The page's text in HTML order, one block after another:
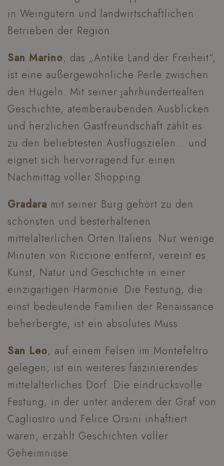
in Weingütern und landwirtschaftlichen
Betrieben der Region.
San Marino, das „Antike Land der Freiheit“,
ist eine außergewöhnliche Perle zwischen
den Hügeln. Mit seiner jahrhundertealten
Geschichte, atemberaubenden Ausblicken
und herzlichen Gastfreundschaft zählt es
zu den beliebtesten Ausflugszielen… und
eignet sich hervorragend für einen
Nachmittag voller Shopping.
Gradara mit seiner Burg gehört zu den
schönsten und best­erhaltenen
mittelalterlichen Orten Italiens. Nur wenige
Minuten von Riccione entfernt, vereint es
Kunst, Natur und Geschichte in einer
einzigartigen Harmonie. Die Festung, die
einst bedeutende Familien der Renaissance
beherbergte, ist ein absolutes Muss.
San Leo, auf einem Felsen im Montefeltro
gelegen, ist ein weiteres faszinierendes
mittelalterliches Dorf. Die eindrucksvolle
Festung, in der unter anderem der Graf von
Cagliostro und Felice Orsini inhaftiert
waren, erzählt Geschichten voller
Geheimnisse.